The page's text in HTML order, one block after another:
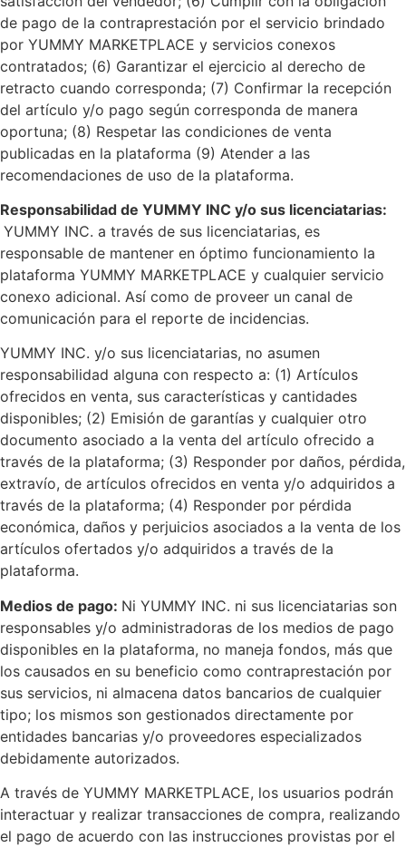
de pago de la contraprestación por el servicio brindado
por YUMMY MARKETPLACE y servicios conexos
contratados; (6) Garantizar el ejercicio al derecho de
retracto cuando corresponda; (7) Confirmar la recepción
del artículo y/o pago según corresponda de manera
oportuna; (8) Respetar las condiciones de venta
publicadas en la plataforma (9) Atender a las
recomendaciones de uso de la plataforma.
Responsabilidad de YUMMY INC y/o sus licenciatarias:
YUMMY INC. a través de sus licenciatarias, es
responsable de mantener en óptimo funcionamiento la
plataforma YUMMY MARKETPLACE y cualquier servicio
conexo adicional. Así como de proveer un canal de
comunicación para el reporte de incidencias.
YUMMY INC. y/o sus licenciatarias, no asumen
responsabilidad alguna con respecto a: (1) Artículos
ofrecidos en venta, sus características y cantidades
disponibles; (2) Emisión de garantías y cualquier otro
documento asociado a la venta del artículo ofrecido a
través de la plataforma; (3) Responder por daños, pérdida,
extravío, de artículos ofrecidos en venta y/o adquiridos a
través de la plataforma; (4) Responder por pérdida
económica, daños y perjuicios asociados a la venta de los
artículos ofertados y/o adquiridos a través de la
plataforma.
Medios de pago: Ni YUMMY INC. ni sus licenciatarias son
responsables y/o administradoras de los medios de pago
disponibles en la plataforma, no maneja fondos, más que
los causados en su beneficio como contraprestación por
sus servicios, ni almacena datos bancarios de cualquier
tipo; los mismos son gestionados directamente por
entidades bancarias y/o proveedores especializados
debidamente autorizados.
A través de YUMMY MARKETPLACE, los usuarios podrán
interactuar y realizar transacciones de compra, realizando
el pago de acuerdo con las instrucciones provistas por el